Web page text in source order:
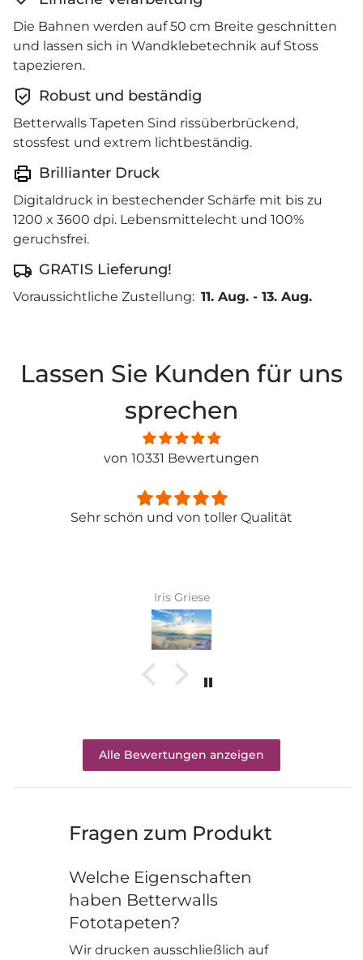
Die Bahnen werden auf 50 cm Breite geschnitten
und lassen sich in Wandklebetechnik auf Stoss
tapezieren.
Robust und beständig
Betterwalls Tapeten Sind rissüberbrückend,
stossfest und extrem lichtbeständig.
Brillianter Druck
Digitaldruck in bestechender Schärfe mit bis zu
1200 x 3600 dpi. Lebensmittelecht und 100%
geruchsfrei.
GRATIS Lieferung!
Voraussichtliche Zustellung: 11. Aug. - 13. Aug.
Lassen Sie Kunden für uns
sprechen
von 10331 Bewertungen
Sehr schön und von toller Qualität
Iris Griese
Alle Bewertungen anzeigen
Fragen zum Produkt
Welche Eigenschaften
haben Betterwalls
Fototapeten?
Wir drucken ausschließlich auf